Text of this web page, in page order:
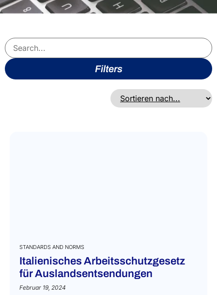
Filters
STANDARDS AND NORMS
Italienisches Arbeitsschutzgesetz
für Auslandsentsendungen
Februar 19, 2024